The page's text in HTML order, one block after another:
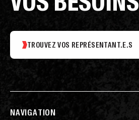
TROUVEZ VOS REPRÉSENTANT.E.S
NAVIGATION